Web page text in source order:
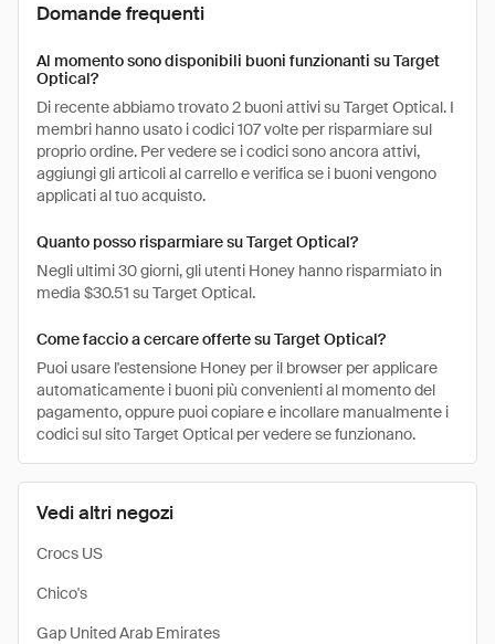
Vedi altri negozi
Crocs US
Chico's
Gap United Arab Emirates
Domande frequenti
Al momento sono disponibili buoni funzionanti su Target
Optical?
Di recente abbiamo trovato 2 buoni attivi su Target Optical. I
membri hanno usato i codici 107 volte per risparmiare sul
proprio ordine. Per vedere se i codici sono ancora attivi,
aggiungi gli articoli al carrello e verifica se i buoni vengono
applicati al tuo acquisto.
Quanto posso risparmiare su Target Optical?
Negli ultimi 30 giorni, gli utenti Honey hanno risparmiato in
media $30.51 su Target Optical.
Come faccio a cercare offerte su Target Optical?
Puoi usare l'estensione Honey per il browser per applicare
automaticamente i buoni più convenienti al momento del
pagamento, oppure puoi copiare e incollare manualmente i
codici sul sito Target Optical per vedere se funzionano.